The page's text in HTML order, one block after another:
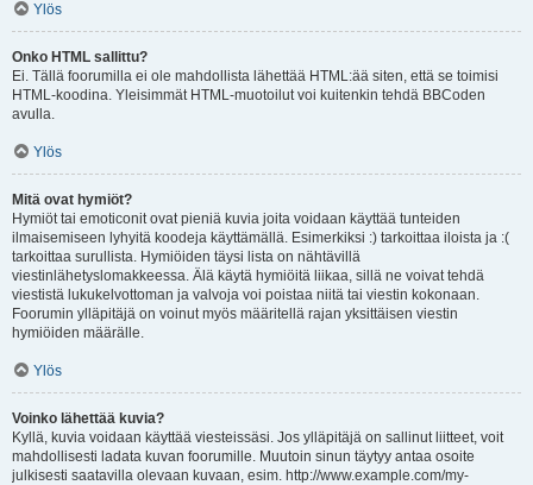
Ylös
Onko HTML sallittu?
Ei. Tällä foorumilla ei ole mahdollista lähettää HTML:ää siten, että se toimisi
HTML-koodina. Yleisimmät HTML-muotoilut voi kuitenkin tehdä BBCoden
avulla.
Ylös
Mitä ovat hymiöt?
Hymiöt tai emoticonit ovat pieniä kuvia joita voidaan käyttää tunteiden
ilmaisemiseen lyhyitä koodeja käyttämällä. Esimerkiksi :) tarkoittaa iloista ja :(
tarkoittaa surullista. Hymiöiden täysi lista on nähtävillä
viestinlähetyslomakkeessa. Älä käytä hymiöitä liikaa, sillä ne voivat tehdä
viestistä lukukelvottoman ja valvoja voi poistaa niitä tai viestin kokonaan.
Foorumin ylläpitäjä on voinut myös määritellä rajan yksittäisen viestin
hymiöiden määrälle.
Ylös
Voinko lähettää kuvia?
Kyllä, kuvia voidaan käyttää viesteissäsi. Jos ylläpitäjä on sallinut liitteet, voit
mahdollisesti ladata kuvan foorumille. Muutoin sinun täytyy antaa osoite
julkisesti saatavilla olevaan kuvaan, esim. http://www.example.com/my-